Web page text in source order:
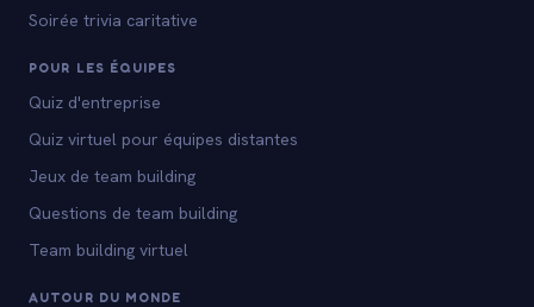
Soirée trivia caritative
POUR LES ÉQUIPES
Quiz d'entreprise
Quiz virtuel pour équipes distantes
Jeux de team building
Questions de team building
Team building virtuel
AUTOUR DU MONDE